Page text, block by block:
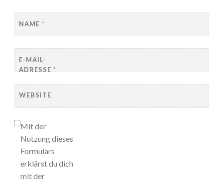
NAME *
E-MAIL-
ADRESSE *
WEBSITE
Mit der
Nutzung dieses
Formulars
erklärst du dich
mit der